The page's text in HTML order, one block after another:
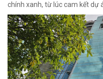
chính xanh, từ lúc cam kết dự